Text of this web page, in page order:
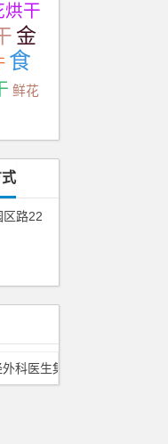
烘干
金
食
鲜花
区路22
科医生集团